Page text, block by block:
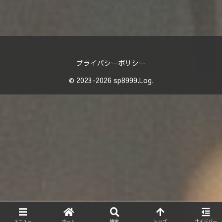
プライバシーポリシー
© 2023-2026 sp8999.Log.